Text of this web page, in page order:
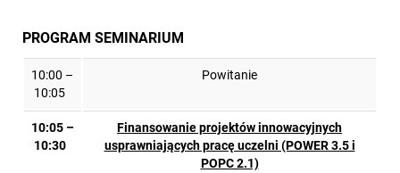
PROGRAM SEMINARIUM
10:00 –
10:05
Powitanie
10:05 –
10:30
Finansowanie projektów innowacyjnych
usprawniających pracę uczelni (POWER 3.5 i
POPC 2.1)